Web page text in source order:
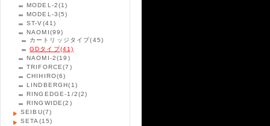
MODEL-2(1)
MODEL-3(5)
ST-V(41)
NAOMI(99)
カートリッジタイプ(45)
GDタイプ(41)
NAOMI-2(19)
TRIFORCE(7)
CHIHIRO(6)
LINDBERGH(1)
RINGEDGE-1/2(2)
RINGWIDE(2)
SEIBU(7)
SETA (15)